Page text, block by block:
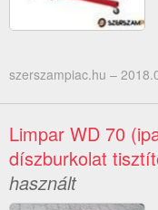
szerszampiac.hu –
Limpar WD 70
díszburkolat
használt